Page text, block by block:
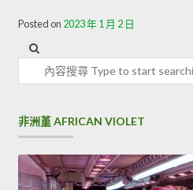
Posted on 2023 年 1 月 2 日
內容搜尋
非洲堇 AFRICAN VIOLET